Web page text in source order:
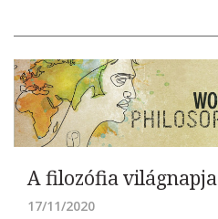
A filozófia világnapja
17/11/2020